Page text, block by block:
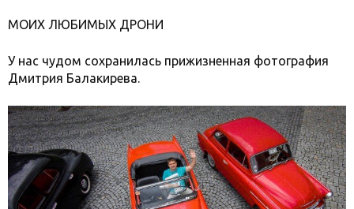
МОИХ ЛЮБИМЫХ ДРОНИ
У нас чудом сохранилась прижизненная фотография
Дмитрия Балакирева.